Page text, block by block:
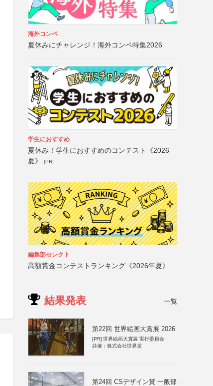
海外コンペ
夏休みにチャレンジ！海外コンペ特集2026
学生におすすめ
夏休み！学生におすすめのコンテスト《2026
夏》
[PR]
編集部セレクト
高額賞金コンテストランキング《2026年夏》
結果発表 一覧
第22回 世界絵画大賞展 2026
[PR] 世界絵画大賞展 実行委員会
共催：株式会社世界堂
第24回 CSデザイン賞 一般部